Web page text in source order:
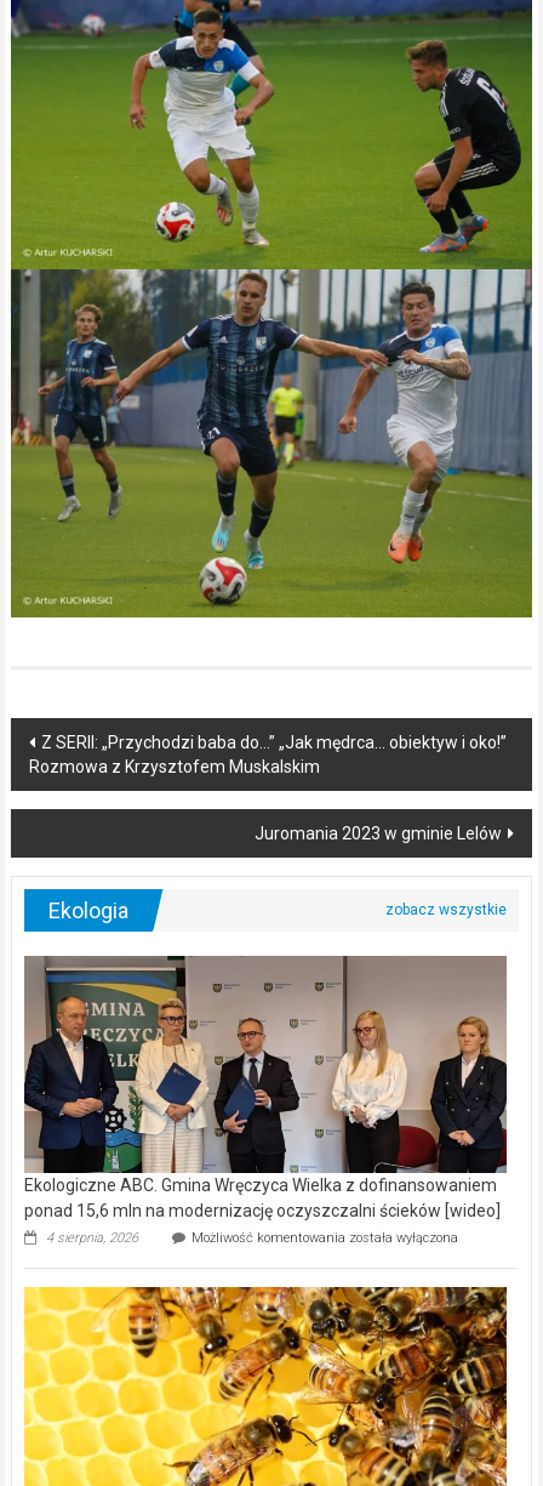
Post
navigation
Z SERII: „Przychodzi baba do…” „Jak mędrca… obiektyw i oko!”
Rozmowa z Krzysztofem Muskalskim
Juromania 2023 w gminie Lelów
Ekologia
Ekologiczne ABC. Gmina Wręczyca Wielka z dofinansowaniem
ponad 15,6 mln na modernizację oczyszczalni ścieków [wideo]
4 sierpnia, 2026 Możliwość komentowania Ekologiczne
Wręczyca
Wielka
z
dofinansowaniem
ponad
15,6
mln
na
modernizację
oczyszczalni
została wyłączona